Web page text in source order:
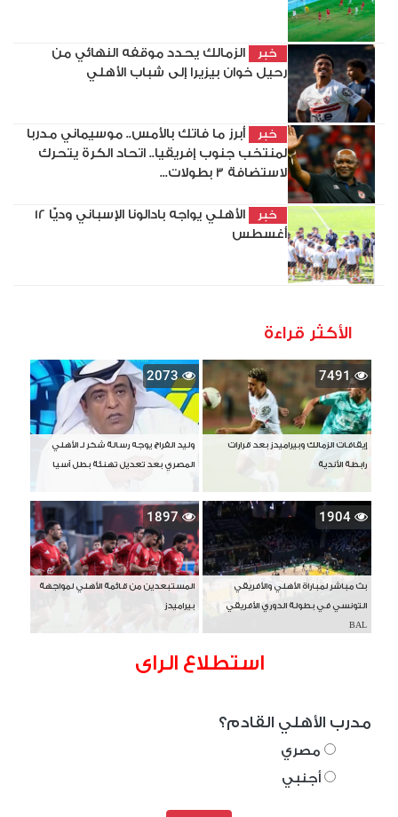
خبر
الزمالك يحدد موقفه النهائي من
رحيل خوان بيزيرا إلى شباب الأهلي
خبر
أبرز ما فاتك بالأمس.. موسيماني مدربا
لمنتخب جنوب إفريقيا.. اتحاد الكرة يتحرك
لاستضافة 3 بطولات...
خبر
الأهلي يواجه بادالونا الإسباني وديًّا 12
أغسطس
الأكثر قراءة
7491
إيقافات الزمالك وبيراميدز بعد قرارات
رابطة الأندية
2073
وليد الفراج يوجه رسالة شكر لـ الأهلي
المصري بعد تعديل تهنئة بطل آسيا
1904
بث مباشر لمباراة الأهلي والأفريقي
التونسي في بطولة الدوري الأفريقي
BAL
1897
المستبعدين من قائمة الأهلي لمواجهة
بيراميدز
استطلاع الراى
مدرب الأهلي القادم؟
مصري
أجنبي